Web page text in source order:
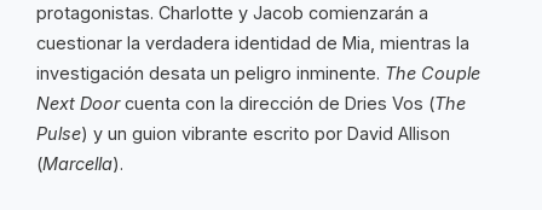
protagonistas. Charlotte y Jacob comienzarán a
cuestionar la verdadera identidad de Mia, mientras la
investigación desata un peligro inminente. The Couple
Next Doorcuenta con la dirección de Dries Vos (The
Pulse) y un guion vibrante escrito por David Allison
(Marcella).